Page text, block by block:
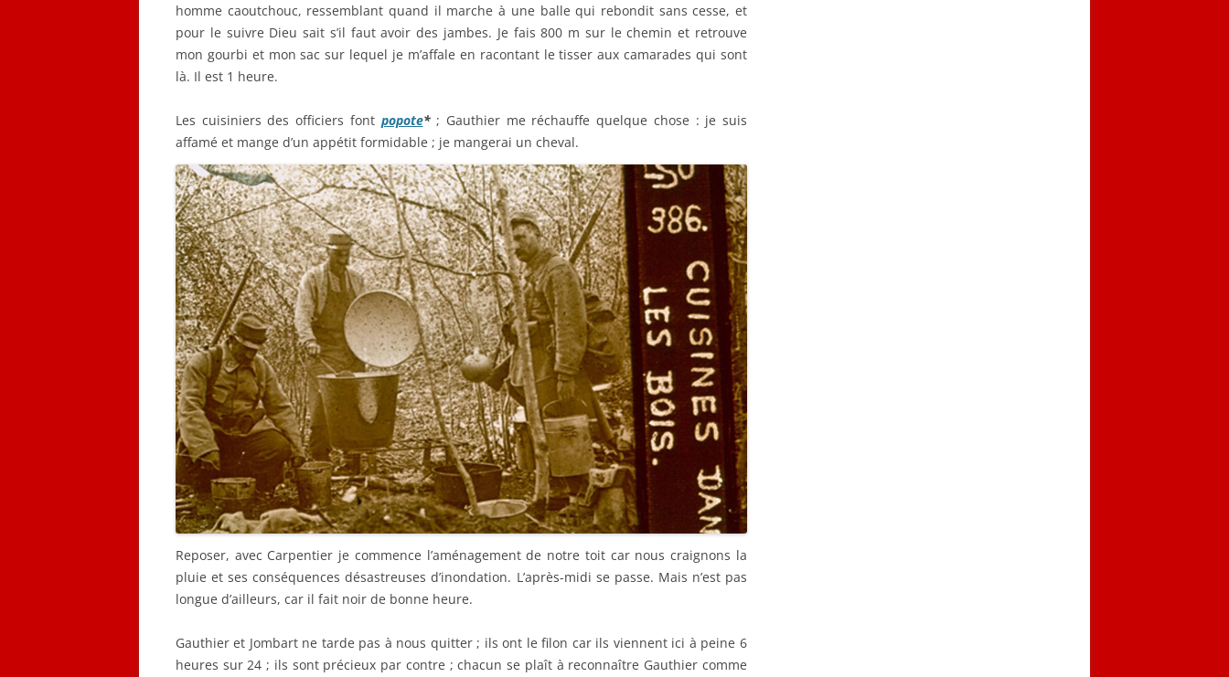
homme caoutchouc, ressemblant quand il marche à une balle qui rebondit sans cesse, et
pour le suivre Dieu sait s’il faut avoir des jambes. Je fais 800 m sur le chemin et retrouve
mon gourbi et mon sac sur lequel je m’affale en racontant le tisser aux camarades qui sont
là. Il est 1 heure.
Les cuisiniers des officiers font popote* ; Gauthier me réchauffe quelque chose : je suis
affamé et mange d’un appétit formidable ; je mangerai un cheval.
Reposer, avec Carpentier je commence l’aménagement de notre toit car nous craignons la
pluie et ses conséquences désastreuses d’inondation. L’après-midi se passe. Mais n’est pas
longue d’ailleurs, car il fait noir de bonne heure.
Gauthier et Jombart ne tarde pas à nous quitter ; ils ont le filon car ils viennent ici à peine 6
heures sur 24 ; ils sont précieux par contre ; chacun se plaît à reconnaître Gauthier comme